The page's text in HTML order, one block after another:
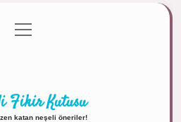
Politikası
menüyü
aç
Fikir Kutusu
katan neşeli öneriler!